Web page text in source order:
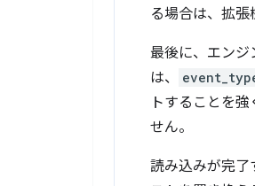
る場合は、拡
最後に、エンジ
は、
トすることを
せん。
読み込みが完了